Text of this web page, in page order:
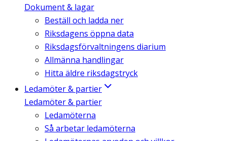
Dokument & lagar
Beställ och ladda ner
Riksdagens öppna data
Riksdagsförvaltningens diarium
Allmänna handlingar
Hitta äldre riksdagstryck
Ledamöter & partier
Ledamöter & partier
Ledamöterna
Så arbetar ledamöterna